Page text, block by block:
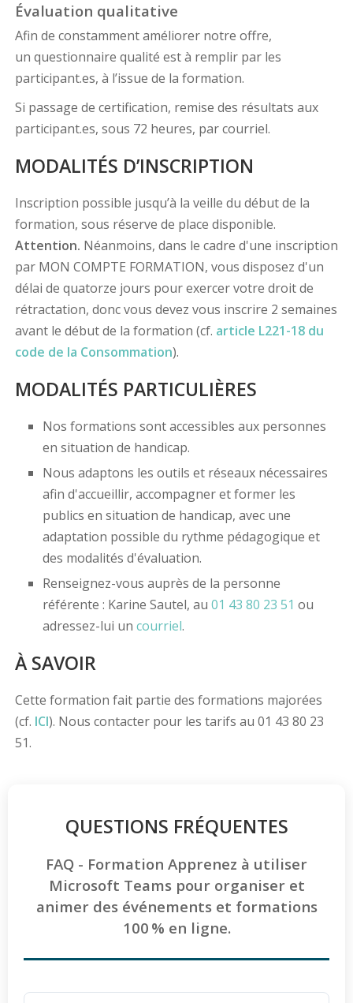
Évaluation qualitative
Afin de constamment améliorer notre offre,
un questionnaire qualité est à remplir par les
participant.es, à l’issue de la formation.
Si passage de certification, remise des résultats aux
participant.es, sous 72 heures, par courriel.
MODALITÉS D’INSCRIPTION
Inscription possible jusqu’à la veille du début de la
formation, sous réserve de place disponible.
Attention. Néanmoins, dans le cadre d'une inscription
par MON COMPTE FORMATION, vous disposez d'un
délai de quatorze jours pour exercer votre droit de
rétractation, donc vous devez vous inscrire 2 semaines
avant le début de la formation (cf. article L221-18 du
code de la Consommation).
MODALITÉS PARTICULIÈRES
Nos formations sont accessibles aux personnes
en situation de handicap.
Nous adaptons les outils et réseaux nécessaires
afin d'accueillir, accompagner et former les
publics en situation de handicap, avec une
adaptation possible du rythme pédagogique et
des modalités d'évaluation.
Renseignez-vous auprès de la personne
référente : Karine Sautel, au 01 43 80 23 51 ou
adressez-lui un courriel.
À SAVOIR
Cette formation fait partie des formations majorées
(cf. ICI). Nous contacter pour les tarifs au 01 43 80 23
51.
QUESTIONS FRÉQUENTES
FAQ - Formation Apprenez à utiliser
Microsoft Teams pour organiser et
animer des événements et formations
100 % en ligne.